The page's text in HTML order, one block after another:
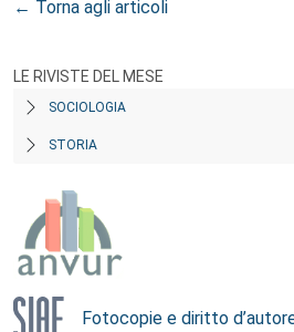
← Torna agli articoli
LE RIVISTE DEL MESE
SOCIOLOGIA
STORIA
Fotocopie e diritto